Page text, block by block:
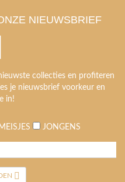
NIEUWSBRIEF
collecties en profiteren
je nieuwsbrief voorkeur en
in!
MEISJES JONGENS